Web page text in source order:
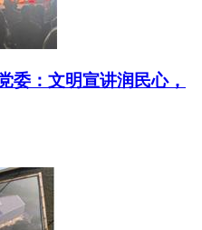
委：文明宣讲润民心，